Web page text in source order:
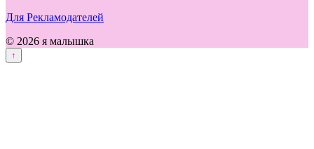
Для Рекламодателей
© 2026 я малышка